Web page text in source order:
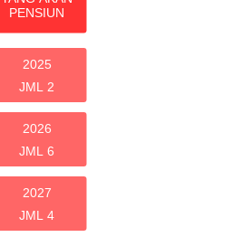
PENSIUN
2025
JML 2
2027
JML 4
2026
JML 6